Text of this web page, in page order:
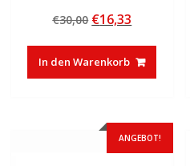
4.50
von 5
€30,00 Ursprünglicher
war:
€30,00
€16,33
ist:
€16,33.
In den Warenkorb
ANGEBOT!